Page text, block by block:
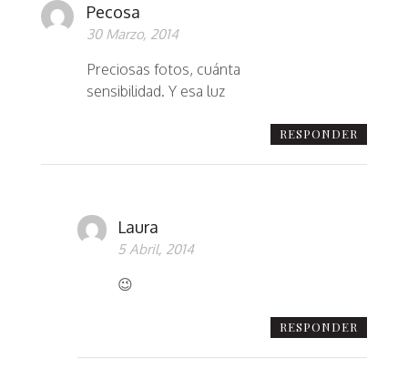
Pecosa
30 Marzo, 2014
Preciosas fotos, cuánta
sensibilidad. Y esa luz
RESPONDER
Laura
5 Abril, 2014
😉
RESPONDER